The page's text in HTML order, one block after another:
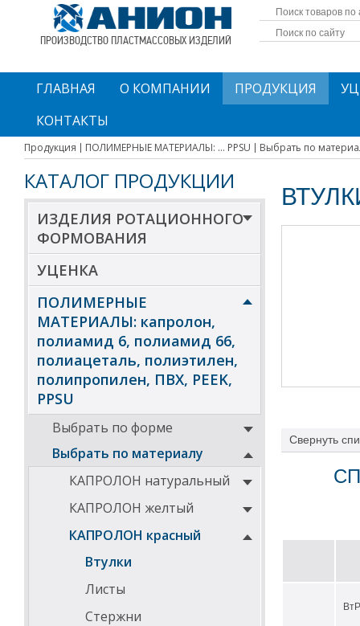
ПРОИЗВОДСТВО ПЛАСТМАССОВЫХ ИЗДЕЛИЙ
ГЛАВНАЯ О КОМПАНИИ ПРОДУКЦИЯ
КОНТАКТЫ
Продукция ПОЛИМЕРНЫЕ МАТЕРИАЛЫ: ... PPSU Выбрать по
КАТАЛОГ ПРОДУКЦИИ
ИЗДЕЛИЯ РОТАЦИОННОГО
ФОРМОВАНИЯ
УЦЕНКА
ПОЛИМЕРНЫЕ
МАТЕРИАЛЫ: капролон,
полиамид 6, полиамид 66,
полиацеталь, полиэтилен,
полипропилен, ПВХ, PEEK,
PPSU
Выбрать по форме
Выбрать по материалу
КАПРОЛОН натуральный
КАПРОЛОН желтый
КАПРОЛОН красный
Втулки
Листы
Стержни
Свернуть